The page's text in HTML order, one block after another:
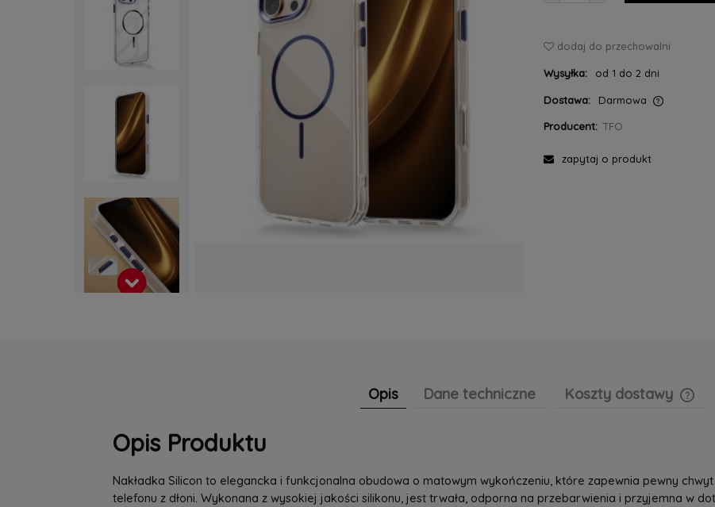
dodaj do przechowalni
Wysyłka: od 1 do 2 dni
Dostawa: Darmowa
płatności
Producent: TFO
zapytaj o produkt
Opis Dane techniczne Koszty dostawy
Opis Produktu
Nakładka Silicon to elegancka i funkcjonalna obudowa o matowym wykończeniu, które zapewnia pewny
telefonu z dłoni. Wykonana z wysokiej jakości silikonu, jest trwała, odporna na przebarwienia i przyjemna w